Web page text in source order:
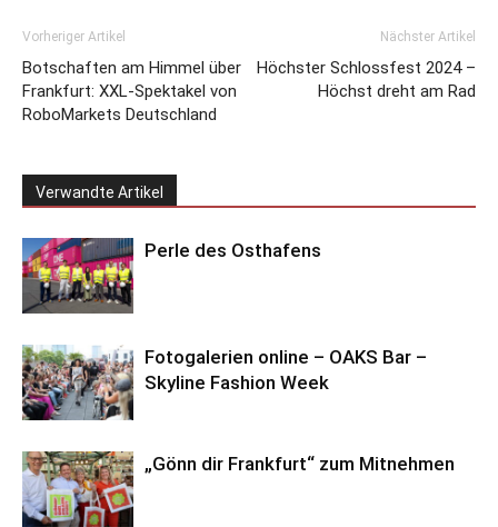
Vorheriger Artikel
Botschaften am Himmel über
Frankfurt: XXL-Spektakel von
RoboMarkets Deutschland
Nächster Artikel
Höchster Schlossfest 2024 –
Höchst dreht am Rad
Verwandte Artikel
Perle des Osthafens
Fotogalerien online – OAKS Bar –
Skyline Fashion Week
„Gönn dir Frankfurt“ zum Mitnehmen